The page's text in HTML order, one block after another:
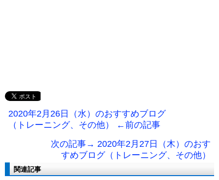
2020年2月26日（水）のおすすめブログ
（トレーニング、その他） ←前の記事
次の記事→ 2020年2月27日（木）のおす
すめブログ（トレーニング、その他）
関連記事